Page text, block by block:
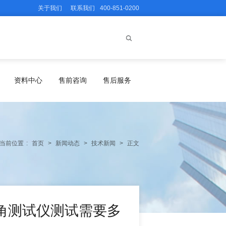
关于我们 联系我们 400-851-0200
资料中心 售前咨询 售后服务
当前位置 : 首页 > 新闻动态 > 技术新闻 > 正文
测试仪测试需要多